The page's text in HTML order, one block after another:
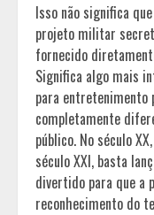
Isso não significa
projeto militar
fornecido
Significa algo mais
para entretenimento
completamente
público. No século
século XXI, basta
divertido para que a
reconhecimento do